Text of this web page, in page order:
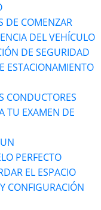
DE COMENZAR
DEL VEHÍCULO
DE SEGURIDAD
ESTACIONAMIENTO
CONDUCTORES
TU EXAMEN DE
PERFECTO
EL ESPACIO
CONFIGURACIÓN